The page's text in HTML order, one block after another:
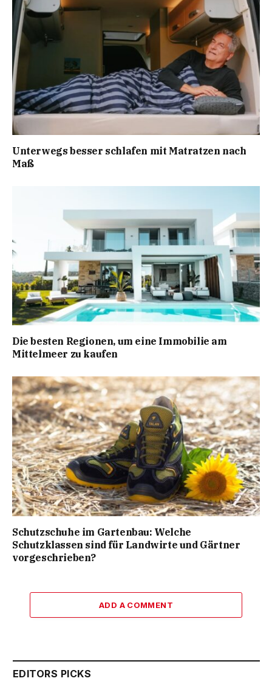
Unterwegs besser schlafen mit Matratzen nach
Maß
Die besten Regionen, um eine Immobilie am
Mittelmeer zu kaufen
Schutzschuhe im Gartenbau: Welche
Schutzklassen sind für Landwirte und Gärtner
vorgeschrieben?
ADD A COMMENT
EDITORS PICKS